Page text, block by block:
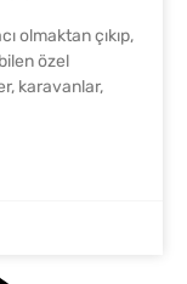
olmaktan çıkıp,
özel
karavanlar,